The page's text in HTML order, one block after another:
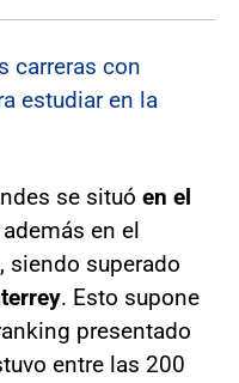
carreras con
estudiar en la
se situó en el
además en el
siendo superado
. Esto supone
presentado
entre las 200